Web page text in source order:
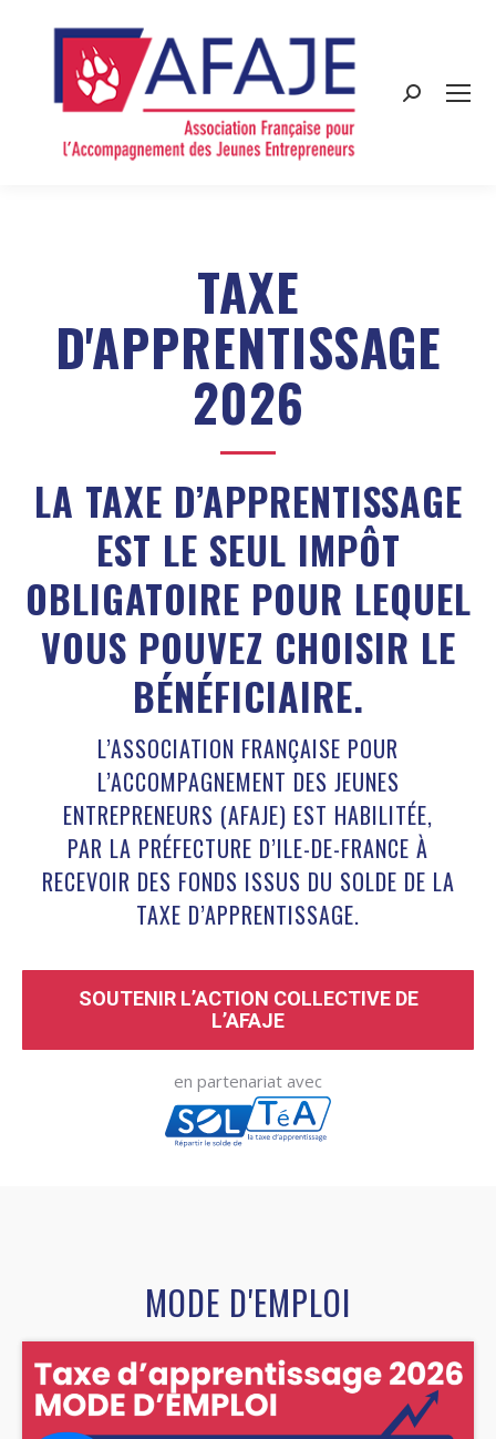
Search:
TAXE
D'APPRENTISSAGE
2026
LA TAXE D’APPRENTISSAGE
EST LE SEUL IMPÔT
OBLIGATOIRE POUR LEQUEL
VOUS POUVEZ CHOISIR LE
BÉNÉFICIAIRE.
L’ASSOCIATION FRANÇAISE POUR
L’ACCOMPAGNEMENT DES JEUNES
ENTREPRENEURS (AFAJE) EST HABILITÉE,
PAR LA PRÉFECTURE D’ILE-DE-FRANCE À
RECEVOIR DES FONDS ISSUS DU SOLDE DE LA
TAXE D’APPRENTISSAGE.
SOUTENIR L’ACTION COLLECTIVE DE
L’AFAJE
en partenariat avec
MODE D'EMPLOI